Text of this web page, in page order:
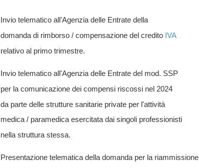
Invio telematico all'Agenzia delle Entrate della
domanda di rimborso / compensazione del credito IVA
relativo al primo trimestre.
Invio telematico all'Agenzia delle Entrate del mod. SSP
per la comunicazione dei compensi riscossi nel 2024
da parte delle strutture sanitarie private per l'attività
medica / paramedica esercitata dai singoli professionisti
nella struttura stessa.
Presentazione telematica della domanda per la riammissione